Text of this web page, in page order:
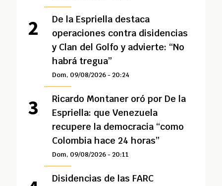
De la Espriella destaca
operaciones contra disidencias
y Clan del Golfo y advierte: “No
habrá tregua”
Dom, 09/08/2026 - 20:24
Ricardo Montaner oró por De la
Espriella: que Venezuela
recupere la democracia “como
Colombia hace 24 horas”
Dom, 09/08/2026 - 20:11
Disidencias de las FARC